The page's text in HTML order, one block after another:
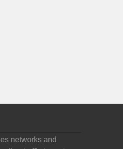
networks and